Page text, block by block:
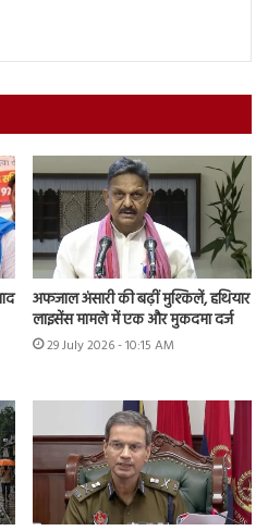
अफजाल अंसारी की बढ़ीं मुश्किलें, हथियार
लाइसेंस मामले में एक और मुकदमा दर्ज
29 July 2026 - 10:15 AM